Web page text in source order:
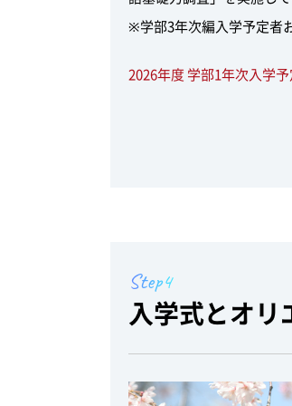
※学部3年次編入学予定者
2026年度 学部1年次入学
Step4
入学式とオリ